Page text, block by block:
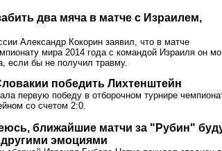
два мяча в матче с Израилем,
Александр Кокорин заявил, что в матче
мира 2014 года с командой Израиля он
если бы не получил травму.
победить Лихтенштейн
первую победу в отборочном турнире
со счетом 2:0.
ближайшие матчи за "Рубин"
эмоциями